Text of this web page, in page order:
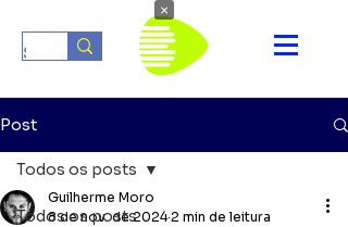
Post
Todos os posts
Todos os posts
Guilherme Moro
8 de nov. de 2024 2 min de leitura
×